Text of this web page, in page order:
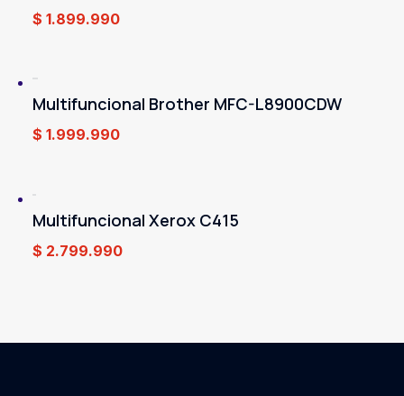
$ 1.899.990
Multifuncional Brother MFC-L8900CDW
$ 1.999.990
Multifuncional Xerox C415
$ 2.799.990